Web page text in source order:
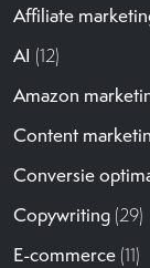
Affiliate
AI (12)
Amazon
Content
Conversie
Copywriting (29)
E-commerce (11)